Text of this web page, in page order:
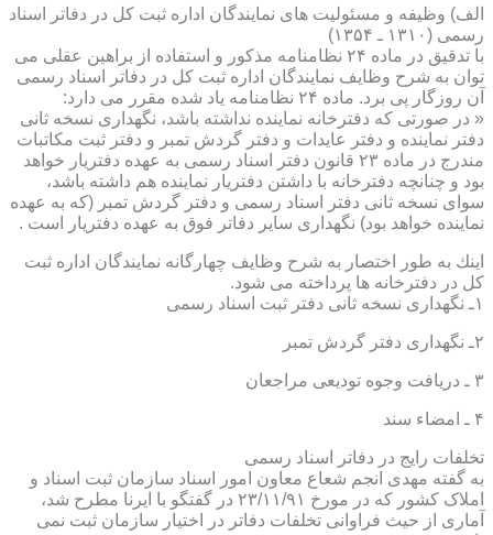
الف) وظیفه و مسئولیت های نمایندگان اداره ثبت كل در دفاتر اسناد
رسمی (۱۳۱۰ ـ ۱۳۵۴)
با تدقیق در ماده ۲۴ نظامنامه مذكور و استفاده از براهین عقلی می
توان به شرح وظایف نمایندگان اداره ثبت كل در دفاتر اسناد رسمی
آن روزگار پی برد. ماده ۲۴ نظامنامه یاد شده مقرر می دارد:
« در صورتی كه دفترخانه نماینده نداشته باشد، نگهداری نسخه ثانی
دفتر نماینده و دفتر عایدات و دفتر گردش تمبر و دفتر ثبت مكاتبات
مندرج در ماده ۲۳ قانون دفتر اسناد رسمی به عهده دفتریار خواهد
بود و چنانچه دفترخانه با داشتن دفتریار نماینده هم داشته باشد،
سوای نسخه ثانی دفتر اسناد رسمی و دفتر گردش تمبر (كه به عهده
نماینده خواهد بود) نگهداری سایر دفاتر فوق به عهده دفتریار است .
اینك به طور اختصار به شرح وظایف چهارگانه نمایندگان اداره ثبت
كل در دفترخانه ها پرداخته می شود.
۱ـ نگهداری نسخه ثانی دفتر ثبت اسناد رسمی
۲ـ نگهداری دفتر گردش تمبر
۳ ـ دریافت وجوه تودیعی مراجعان
۴ ـ امضاء سند
تخلفات رایج در دفاتر اسناد رسمی
به گفته مهدی انجم شعاع معاون امور اسناد سازمان ثبت اسناد و
املاک کشور که در مورخ ۲۳/۱۱/۹۱ در گفتگو با ایرنا مطرح شد،
آماری از حیث فراوانی تخلفات دفاتر در اختیار سازمان ثبت نمی